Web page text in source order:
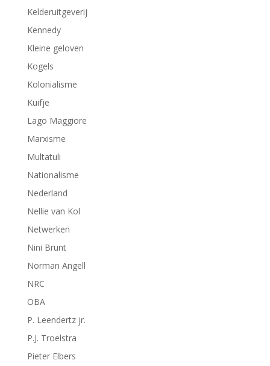
Kelderuitgeverij
Kennedy
Kleine geloven
Kogels
Kolonialisme
Kuifje
Lago Maggiore
Marxisme
Multatuli
Nationalisme
Nederland
Nellie van Kol
Netwerken
Nini Brunt
Norman Angell
NRC
OBA
P. Leendertz jr.
P.J. Troelstra
Pieter Elbers